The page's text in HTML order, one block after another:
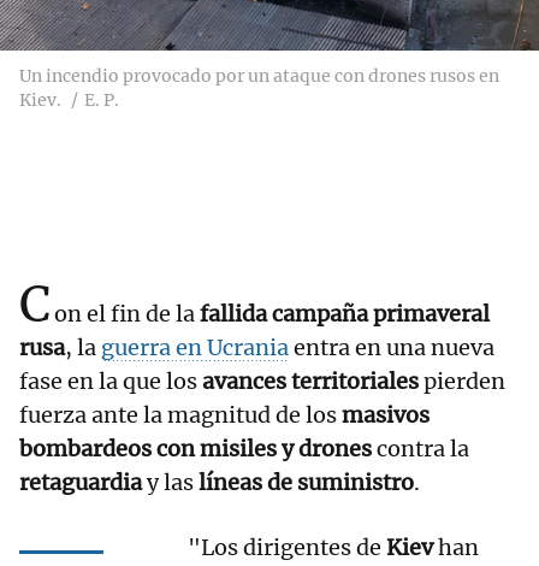
Un incendio provocado por un ataque con drones rusos en
Kiev.
E. P.
Con el fin de lafallida campaña primaveral
rusa, la guerra en Ucraniaentra en una nueva
fase en la que losavances territorialespierden
fuerza ante la magnitud de losmasivos
bombardeos con misiles y dronescontra la
retaguardiay laslíneas de suministro.
"Los dirigentes de Kievhan